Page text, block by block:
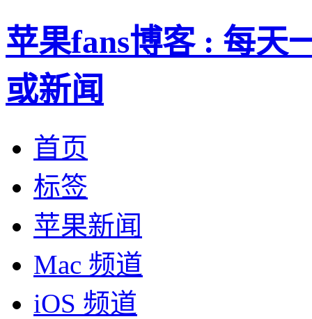
苹果fans博客 : 每天
或新闻
首页
标签
苹果新闻
Mac 频道
iOS 频道